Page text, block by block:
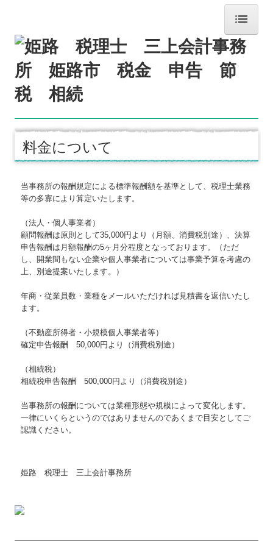
ホーム
事務所紹介
経営理念
料金について
リンク集
お問合せ
FX4クラウド
令和4年度税制改正のポイント解説
令和5年度税制改正のポイント解説
令和6年度税制改正のポイント解説
令和8年度税制改正のポイント解説
補助金・助成金・融資情報
中小企業退職金共済制度
社長メニューASP版
姫路 税理士 三上会計事務所
料金について
当事務所の報酬規定による標準報酬額を基準として、税理士業務
等の多寡により算定いたします。
（法人・個人事業者）
顧問報酬は原則として35,000円より（月額、消費税別途）、決算
申告報酬は月額報酬の5ヶ月分程度となっております。（ただ
し、開業間もない企業や個人事業者については事業予算を考慮の
上、別途提案いたします。）
年商・従業員数・業種をメールいただければ見積書を返信いたし
ます。
（不動産所得者・小規模個人事業者等）
確定申告報酬 50,000円より（消費税別途）
（相続税）
相続税申告報酬 500,000円より（消費税別途）
当事務所の報酬については業種形態や規模によって変化します。
一律にいくらというのではありませんのであくまで目安としてご
認識ください。